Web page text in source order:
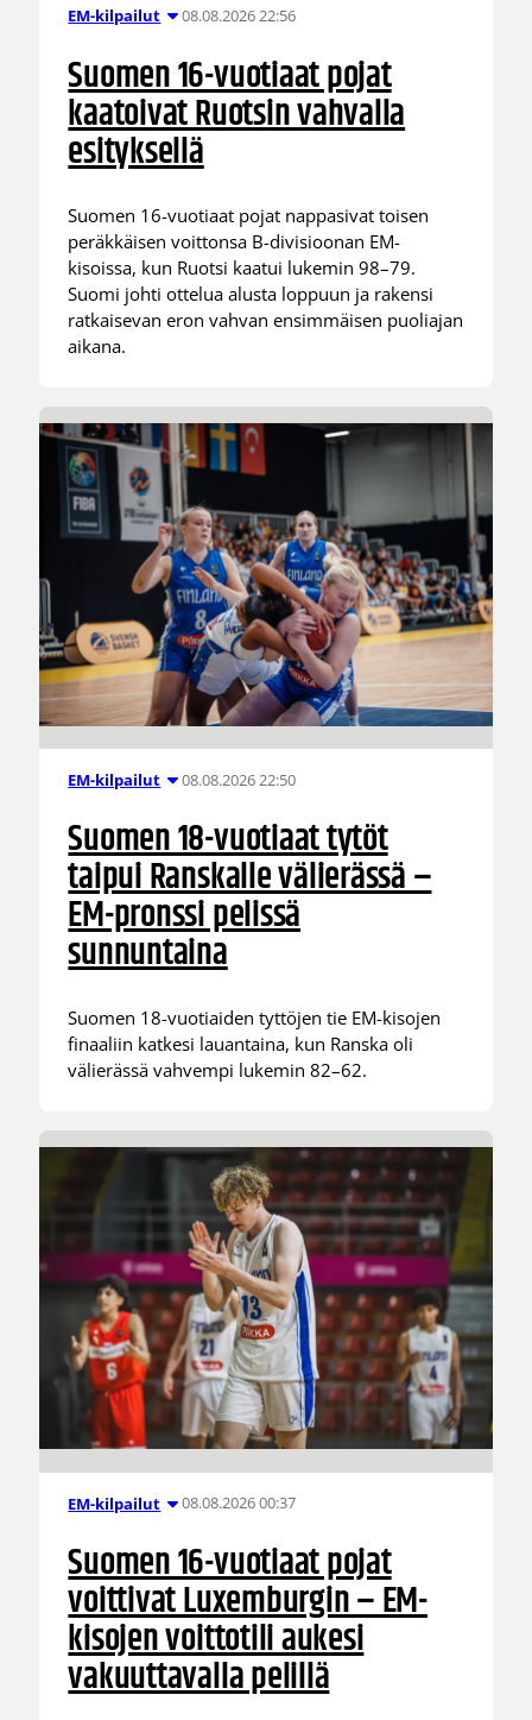
EM-kilpailut 08.08.2026 22:56
Suomen 16-vuotiaat pojat
kaatoivat Ruotsin vahvalla
esityksellä
Suomen 16-vuotiaat pojat nappasivat toisen
peräkkäisen voittonsa B-divisioonan EM-
kisoissa, kun Ruotsi kaatui lukemin 98–79.
Suomi johti ottelua alusta loppuun ja rakensi
ratkaisevan eron vahvan ensimmäisen puoliajan
aikana.
EM-kilpailut 08.08.2026 22:50
Suomen 18-vuotiaat tytöt
taipui Ranskalle välierässä –
EM-pronssi pelissä
sunnuntaina
Suomen 18-vuotiaiden tyttöjen tie EM-kisojen
finaaliin katkesi lauantaina, kun Ranska oli
välierässä vahvempi lukemin 82–62.
EM-kilpailut 08.08.2026 00:37
Suomen 16-vuotiaat pojat
voittivat Luxemburgin – EM-
kisojen voittotili aukesi
vakuuttavalla pelillä